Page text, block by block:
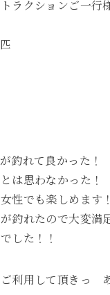
ラクションご一行
釣れて良かった！
は思わなかった！
性でも楽しめます
釣れたので大変満
した！！
利用して頂きっ